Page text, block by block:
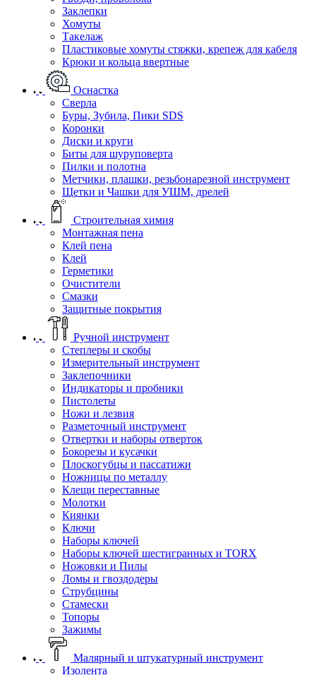
Заклепки
Хомуты
Такелаж
Пластиковые хомуты стяжки, крепеж для кабеля
Крюки и кольца ввертные
Оснастка
Сверла
Буры, Зубила, Пики SDS
Коронки
Диски и круги
Биты для шуруповерта
Пилки и полотна
Метчики, плашки, резьбонарезной инструмент
Щетки и Чашки для УШМ, дрелей
Строительная химия
Монтажная пена
Клей пена
Клей
Герметики
Очистители
Смазки
Защитные покрытия
Ручной инструмент
Степлеры и скобы
Измерительный инструмент
Заклепочники
Индикаторы и пробники
Пистолеты
Ножи и лезвия
Разметочный инструмент
Отвертки и наборы отверток
Бокорезы и кусачки
Плоскогубцы и пассатижи
Ножницы по металлу
Клещи переставные
Молотки
Киянки
Ключи
Наборы ключей
Наборы ключей шестигранных и TORX
Ножовки и Пилы
Ломы и гвоздодеры
Струбцины
Стамески
Топоры
Зажимы
Малярный и штукатурный инструмент
Изолента